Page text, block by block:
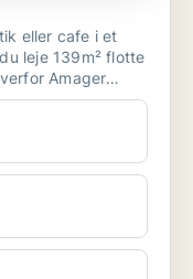
eller cafe i et
Amager